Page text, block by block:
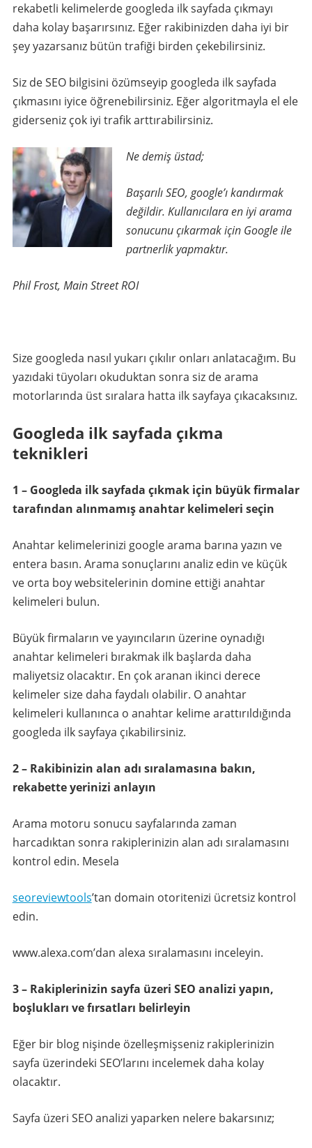
rekabetli kelimelerde googleda ilk sayfada çıkmayı
daha kolay başarırsınız. Eğer rakibinizden daha iyi bir
şey yazarsanız bütün trafiği birden çekebilirsiniz.
Siz de SEO bilgisini özümseyip googleda ilk sayfada
çıkmasını iyice öğrenebilirsiniz. Eğer algoritmayla el ele
giderseniz çok iyi trafik arttırabilirsiniz.
Ne demiş üstad;
Başarılı SEO, google’ı kandırmak
değildir. Kullanıcılara en iyi arama
sonucunu çıkarmak için Google ile
partnerlik yapmaktır.
Phil Frost, Main Street ROI
Size googleda nasıl yukarı çıkılır onları anlatacağım. Bu
yazıdaki tüyoları okuduktan sonra siz de arama
motorlarında üst sıralara hatta ilk sayfaya çıkacaksınız.
Googleda ilk sayfada çıkma
teknikleri
1 – Googleda ilk sayfada çıkmak için büyük firmalar
tarafından alınmamış anahtar kelimeleri seçin
Anahtar kelimelerinizi google arama barına yazın ve
entera basın. Arama sonuçlarını analiz edin ve küçük
ve orta boy websitelerinin domine ettiği anahtar
kelimeleri bulun.
Büyük firmaların ve yayıncıların üzerine oynadığı
anahtar kelimeleri bırakmak ilk başlarda daha
maliyetsiz olacaktır. En çok aranan ikinci derece
kelimeler size daha faydalı olabilir. O anahtar
kelimeleri kullanınca o anahtar kelime arattırıldığında
googleda ilk sayfaya çıkabilirsiniz.
2 – Rakibinizin alan adı sıralamasına bakın,
rekabette yerinizi anlayın
Arama motoru sonucu sayfalarında zaman
harcadıktan sonra rakiplerinizin alan adı sıralamasını
kontrol edin. Mesela
seoreviewtools’tan domain otoritenizi ücretsiz kontrol
edin.
www.alexa.com’dan alexa sıralamasını inceleyin.
3 – Rakiplerinizin sayfa üzeri SEO analizi yapın,
boşlukları ve fırsatları belirleyin
Eğer bir blog nişinde özelleşmişseniz rakiplerinizin
sayfa üzerindeki SEO’larını incelemek daha kolay
olacaktır.
Sayfa üzeri SEO analizi yaparken nelere bakarsınız;